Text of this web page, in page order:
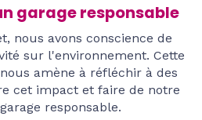
garage responsable
nous avons conscience de
sur l'environnement. Cette
amène à réfléchir à des
cet impact et faire de notre
responsable.